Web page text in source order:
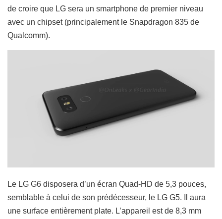
de croire que LG sera un smartphone de premier niveau
avec un chipset (principalement le Snapdragon 835 de
Qualcomm).
Le LG G6 disposera d’un écran Quad-HD de 5,3 pouces,
semblable à celui de son prédécesseur, le LG G5. Il aura
une surface entièrement plate. L’appareil est de 8,3 mm